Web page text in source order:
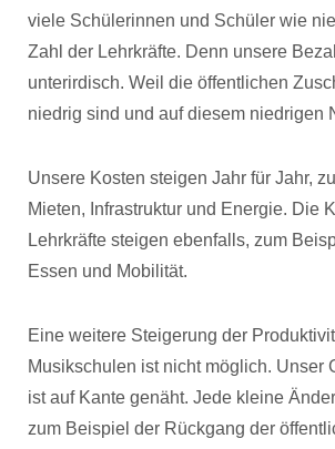
viele Schülerinnen und Schüler wie
Zahl der Lehrkräfte. Denn unsere
unterirdisch. Weil die öffentlichen
niedrig sind und auf diesem niedrigen
Unsere Kosten steigen Jahr für Jahr,
Mieten, Infrastruktur und Energie. Die
Lehrkräfte steigen ebenfalls, zum
Essen und Mobilität.
Eine weitere Steigerung der
Musikschulen ist nicht möglich. Unser
ist auf Kante genäht. Jede kleine
zum Beispiel der Rückgang der